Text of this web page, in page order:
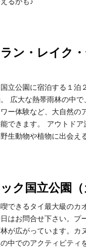
ン・レイク
立公園に宿泊する１泊
広大な熱帯雨林の中
ー体験など、大自然の
できます。 アウトド
生動物や植物に出会え
ク国立公園（
できるタイ最大級のカ
はお問合せ下さい。プ
が広がっています。カ
中でのアクティビティ